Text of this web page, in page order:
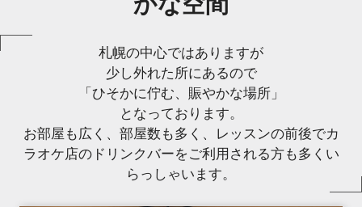
札幌の中心ではありますが
少し外れた所にあるので
「ひそかに佇む、賑やかな場所」
となっております。
お部屋も広く、部屋数も多く、レッスンの前後でカ
ラオケ店のドリンクバーをご利用される方も多くい
らっしゃいます。